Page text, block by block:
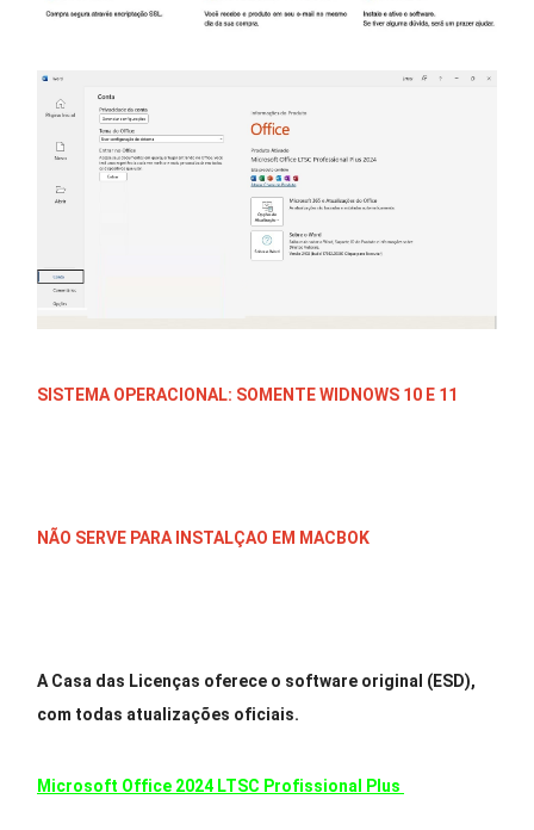
SISTEMA OPERACIONAL: SOMENTE WIDNOWS 10 E 11
NÃO SERVE PARA INSTALÇAO EM MACBOK
A Casa das Licenças oferece o software original (ESD),
com todas atualizações oficiais.
Microsoft Office 2024 LTSC Profissional Plus